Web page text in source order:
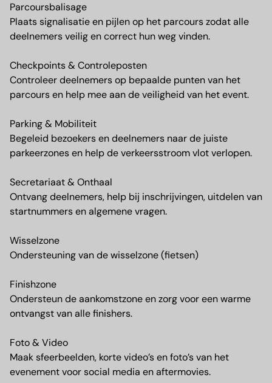
Parcoursbalisage
Plaats signalisatie en pijlen op het parcours zodat alle
deelnemers veilig en correct hun weg vinden.
Checkpoints & Controleposten
Controleer deelnemers op bepaalde punten van het
parcours en help mee aan de veiligheid van het event.
Parking & Mobiliteit
Begeleid bezoekers en deelnemers naar de juiste
parkeerzones en help de verkeersstroom vlot verlopen.
Secretariaat & Onthaal
Ontvang deelnemers, help bij inschrijvingen, uitdelen van
startnummers en algemene vragen.
Wisselzone
Ondersteuning van de wisselzone (fietsen)
Finishzone
Ondersteun de aankomstzone en zorg voor een warme
ontvangst van alle finishers.
Foto & Video
Maak sfeerbeelden, korte video’s en foto’s van het
evenement voor social media en aftermovies.